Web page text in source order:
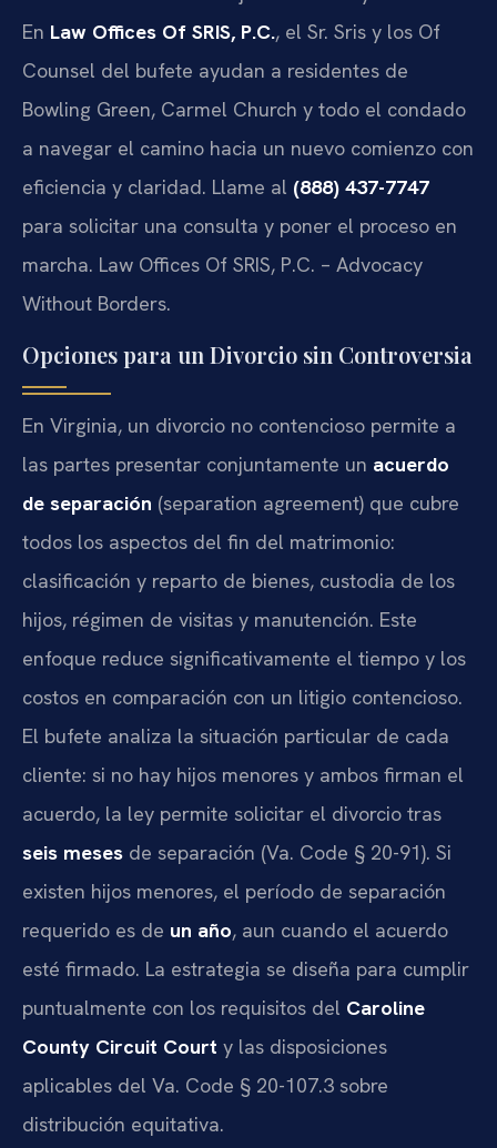
En Law Offices Of SRIS, P.C., el Sr. Sris y los Of
Counsel del bufete ayudan a residentes de
Bowling Green, Carmel Church y todo el condado
a navegar el camino hacia un nuevo comienzo con
eficiencia y claridad. Llame al (888) 437-7747
para solicitar una consulta y poner el proceso en
marcha. Law Offices Of SRIS, P.C. – Advocacy
Without Borders.
Opciones para un Divorcio sin Controversia
En Virginia, un divorcio no contencioso permite a
las partes presentar conjuntamente un acuerdo
de separación (separation agreement) que cubre
todos los aspectos del fin del matrimonio:
clasificación y reparto de bienes, custodia de los
hijos, régimen de visitas y manutención. Este
enfoque reduce significativamente el tiempo y los
costos en comparación con un litigio contencioso.
El bufete analiza la situación particular de cada
cliente: si no hay hijos menores y ambos firman el
acuerdo, la ley permite solicitar el divorcio tras
seis meses de separación (Va. Code § 20-91). Si
existen hijos menores, el período de separación
requerido es de un año, aun cuando el acuerdo
esté firmado. La estrategia se diseña para cumplir
puntualmente con los requisitos del Caroline
County Circuit Court y las disposiciones
aplicables del Va. Code § 20-107.3 sobre
distribución equitativa.